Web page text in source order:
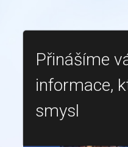
Přinášíme
informace,
smysl